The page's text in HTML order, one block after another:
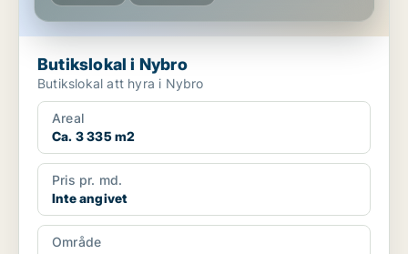
Butikslokal i Nybro
Butikslokal att hyra i Nybro
Areal
Ca. 3 335 m2
Pris pr. md.
Inte angivet
Område